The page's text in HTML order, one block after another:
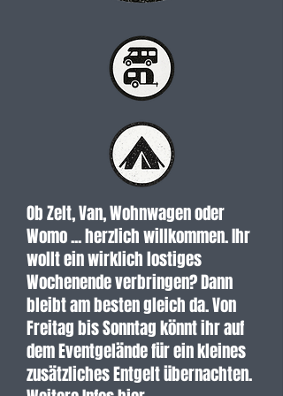
Ob Zelt, Van, Wohnwagen oder
Womo ... herzlich willkommen. Ihr
wollt ein wirklich lostiges
Wochenende verbringen? Dann
bleibt am besten gleich da. Von
Freitag bis Sonntag könnt ihr auf
dem Eventgelände für ein kleines
zusätzliches Entgelt übernachten.